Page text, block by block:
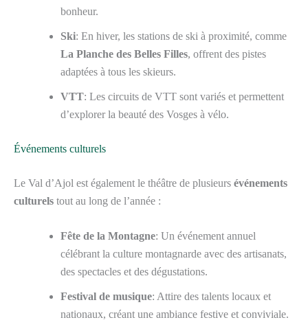
bonheur.
Ski: En hiver, les stations de ski à proximité, comme
La Planche des Belles Filles, offrent des pistes
adaptées à tous les skieurs.
VTT: Les circuits de VTT sont variés et permettent
d’explorer la beauté des Vosges à vélo.
Événements culturels
Le Val d’Ajol est également le théâtre de plusieurs événements
culturels tout au long de l’année :
Fête de la Montagne: Un événement annuel
célébrant la culture montagnarde avec des artisanats,
des spectacles et des dégustations.
Festival de musique: Attire des talents locaux et
nationaux, créant une ambiance festive et conviviale.